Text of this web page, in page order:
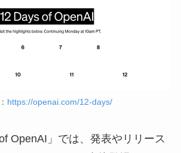
https://openai.com/12-days/
OpenAI」では、発表やリリース